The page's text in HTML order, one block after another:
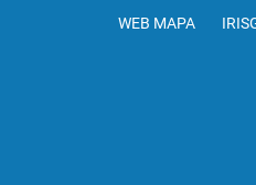
WEB MAPA